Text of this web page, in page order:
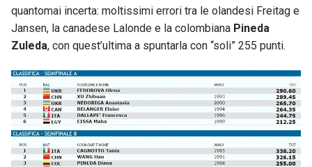
quantomai incerta: moltissimi errori tra le olandesi Freitag e
Jansen, la canadese Lalonde e la colombiana Pineda
Zuleda, con quest’ultima a spuntarla con “soli” 255 punti.